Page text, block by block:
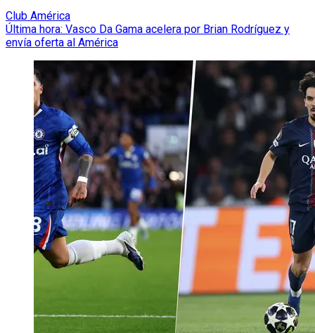
Club América
Última hora: Vasco Da Gama acelera por Brian Rodríguez y
envía oferta al América